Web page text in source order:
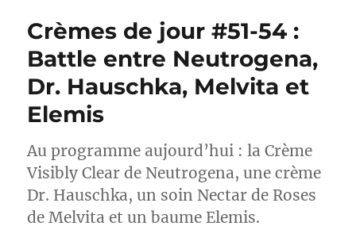
Crèmes de jour #51-54 :
Battle entre Neutrogena,
Dr. Hauschka, Melvita et
Elemis
Au programme aujourd’hui : la Crème
Visibly Clear de Neutrogena, une crème
Dr. Hauschka, un soin Nectar de Roses
de Melvita et un baume Elemis.